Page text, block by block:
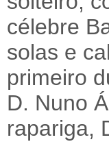
célebre
solas e
primeiro
D. Nuno
rapariga,